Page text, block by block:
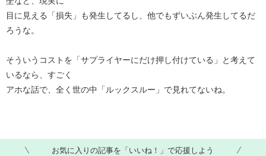
目に見える「損失」も発生してるし、他でもずいぶん発生してるだ
ろうな。
そういうコストを「サプライヤーにだけ押し付けている」と考えて
いるなら、すごく
アホな話で、全く世の中「ルックスルー」で見れてないね。
お気に入りの記事を「いいね！」で応援しよう